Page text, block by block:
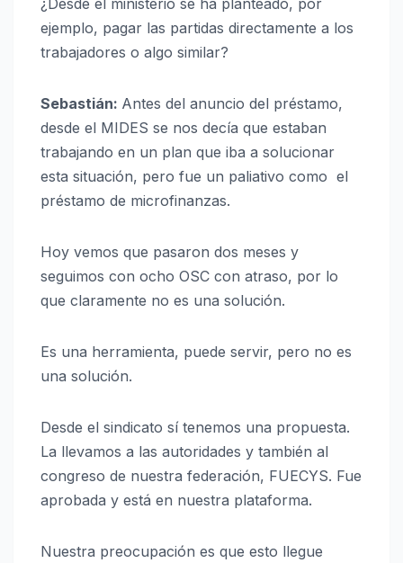
ejemplo, pagar las partidas directamente a los
trabajadores o algo similar?
Sebastián: Antes del anuncio del préstamo,
desde el MIDES se nos decía que estaban
trabajando en un plan que iba a solucionar
esta situación, pero fue un paliativo como el
préstamo de microfinanzas.
Hoy vemos que pasaron dos meses y
seguimos con ocho OSC con atraso, por lo
que claramente no es una solución.
Es una herramienta, puede servir, pero no es
una solución.
Desde el sindicato sí tenemos una propuesta.
La llevamos a las autoridades y también al
congreso de nuestra federación, FUECYS. Fue
aprobada y está en nuestra plataforma.
Nuestra preocupación es que esto llegue